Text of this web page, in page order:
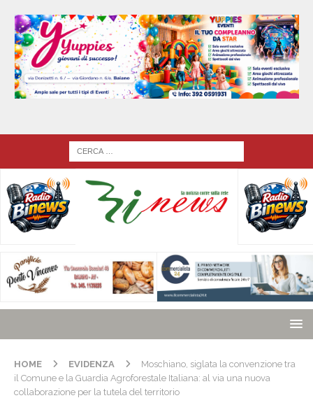
HOME EVIDENZA
Moschiano, siglata la convenzione tra
il Comune e la Guardia Agroforestale Italiana: al via una nuova
collaborazione per la tutela del territorio